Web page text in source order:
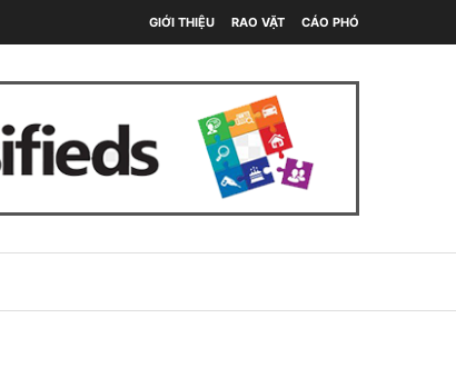
GIỚI THIỆU RAO VẶT CÁO PHÓ